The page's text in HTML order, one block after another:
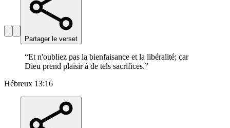
Partager le verset
“Et n'oubliez pas la bienfaisance et la libéralité; car
Dieu prend plaisir à de tels sacrifices.”
Hébreux 13:16